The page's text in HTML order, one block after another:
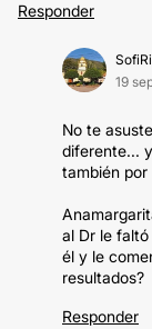
Responder
19
No te
diferente...
también por
al Dr le
él y le
resultados?
Responder